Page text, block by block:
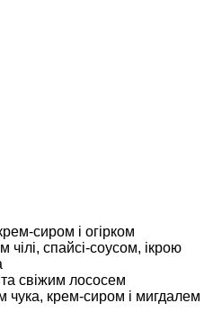
сиром і огірком
чілі, спайсі-соусом, ікрою
свіжим лососем
чука, крем-сиром і мигдалем